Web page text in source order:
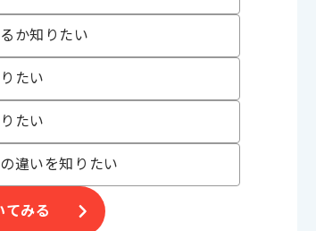
る企業での作業でございます。
れており、
。
か知りたい
たい
たい
違いを知りたい
てみる